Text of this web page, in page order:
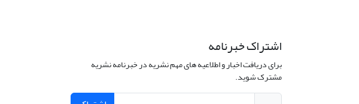
اشتراک خبرنامه
برای دریافت اخبار و اطلاعیه های مهم نشریه در خبرنامه نشریه
مشترک شوید.